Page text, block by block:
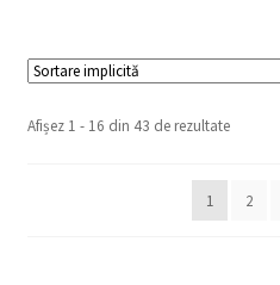
Afișez 1 - 16 din 43 de rezultate
1 2